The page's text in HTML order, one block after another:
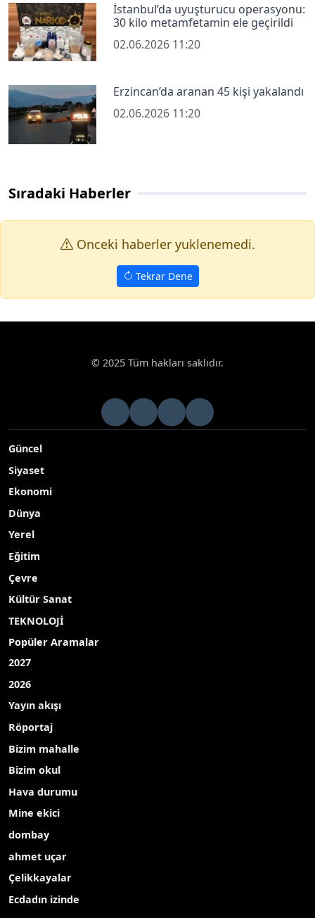
İstanbul’da uyuşturucu operasyonu:
30 kilo metamfetamin ele geçirildi
02.06.2026 11:20
Erzincan’da aranan 45 kişi yakalandı
02.06.2026 11:20
Sıradaki Haberler
Onceki haberler yuklenemedi.
Tekrar Dene
© 2025 Tüm hakları saklıdır.
Güncel
Siyaset
Ekonomi
Dünya
Yerel
Eğitim
Çevre
Kültür Sanat
TEKNOLOJİ
Popüler Aramalar
2027
2026
Yayın akışı
Röportaj
Bizim mahalle
Bizim okul
Hava durumu
Mine ekici
dombay
ahmet uçar
Çelikkayalar
Ecdadın izinde